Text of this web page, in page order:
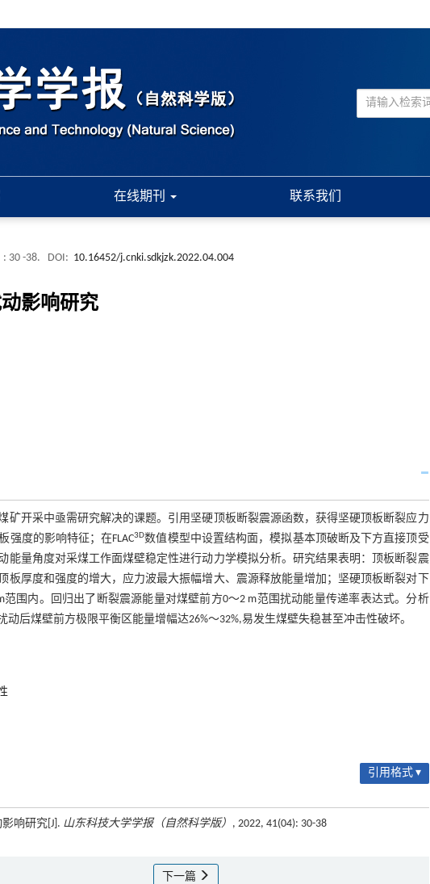
在线期刊 联系我们
: 30 -38. DOI: 10.16452/j.cnki.sdkjzk.2022.04.004
影响研究
开采中亟需研究解决的课题。引用坚硬顶板断裂震源函数，获得坚硬顶板断裂应力
强度的影响特征；在FLAC3D数值模型中设置结构面，模拟基本顶破断及下方直接顶受
量角度对采煤工作面煤壁稳定性进行动力学模拟分析。研究结果表明：顶板断裂震
厚度和强度的增大，应力波最大振幅增大、震源释放能量增加；坚硬顶板断裂对下
围内。回归出了断裂震源能量对煤壁前方0～2 m范围扰动能量传递率表达式。分析
后煤壁前方极限平衡区能量增幅达26%～32%,易发生煤壁失稳甚至冲击性破坏。
引用格式 ▾
响研究[J]. 山东科技大学学报（自然科学版） , 2022, 41(04): 30-38
下一篇